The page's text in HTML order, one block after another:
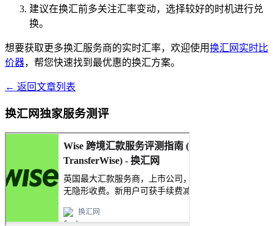
建议在换汇前多关注汇率变动，选择较好的时机进行兑
换。
想要获取更多换汇服务商的实时汇率，欢迎使用换汇网实时比
价器，帮您快速找到最优惠的换汇方案。
← 返回文章列表
换汇网独家服务测评